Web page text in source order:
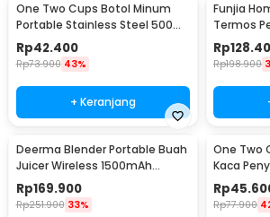
One Two Cups Botol Minum
Portable Stainless Steel 500ml
- YM006
Rp42.400
Rp73.900 43%
+ Keranjang
Funjia
Termos
Infuser
Rp
Rp198.900
Deerma Blender Portable Buah
Juicer Wireless 1500mAh
400ml - DEM-NU05
Rp169.900
Rp251.900 33%
One Two
Kaca
Wall
Rp
Rp77.900